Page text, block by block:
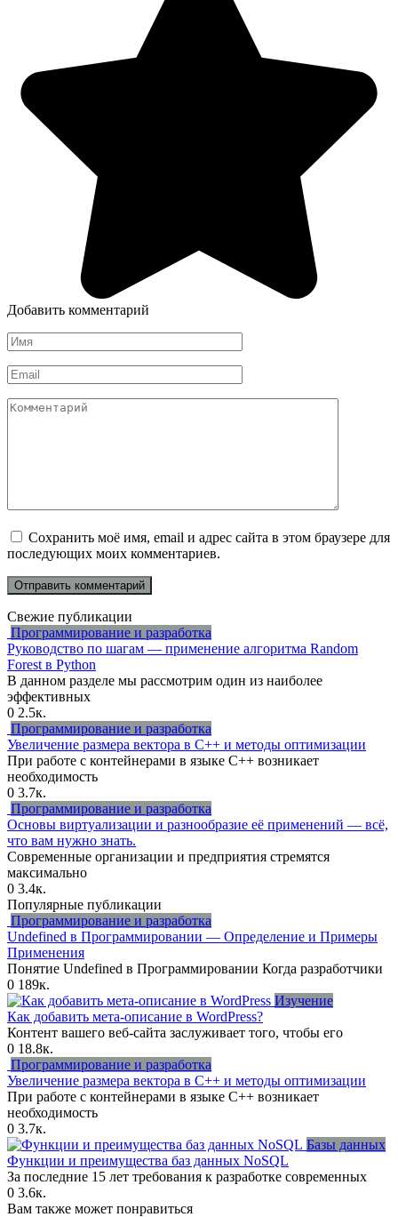
Добавить комментарий
Имя
*
Email
*
Комментарий
Сохранить моё имя, email и адрес сайта в этом браузере для
последующих моих комментариев.
Свежие публикации
Программирование и разработка
Руководство по шагам — применение алгоритма Random
Forest в Python
В данном разделе мы рассмотрим один из наиболее
эффективных
0 2.5к.
Программирование и разработка
Увеличение размера вектора в C++ и методы оптимизации
При работе с контейнерами в языке C++ возникает
необходимость
0 3.7к.
Программирование и разработка
Основы виртуализации и разнообразие её применений — всё,
что вам нужно знать.
Современные организации и предприятия стремятся
максимально
0 3.4к.
Популярные публикации
Программирование и разработка
Undefined в Программировании — Определение и Примеры
Применения
Понятие Undefined в Программировании Когда разработчики
0 189к.
Изучение
Как добавить мета-описание в WordPress?
Контент вашего веб-сайта заслуживает того, чтобы его
0 18.8к.
Программирование и разработка
Увеличение размера вектора в C++ и методы оптимизации
При работе с контейнерами в языке C++ возникает
необходимость
0 3.7к.
Базы данных
Функции и преимущества баз данных NoSQL
За последние 15 лет требования к разработке современных
0 3.6к.
Вам также может понравиться